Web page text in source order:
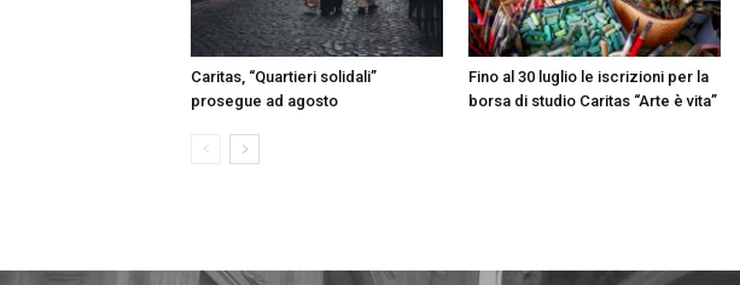
Caritas, “Quartieri solidali”
prosegue ad agosto
Fino al 30 luglio le iscrizioni per la
borsa di studio Caritas “Arte è vita”